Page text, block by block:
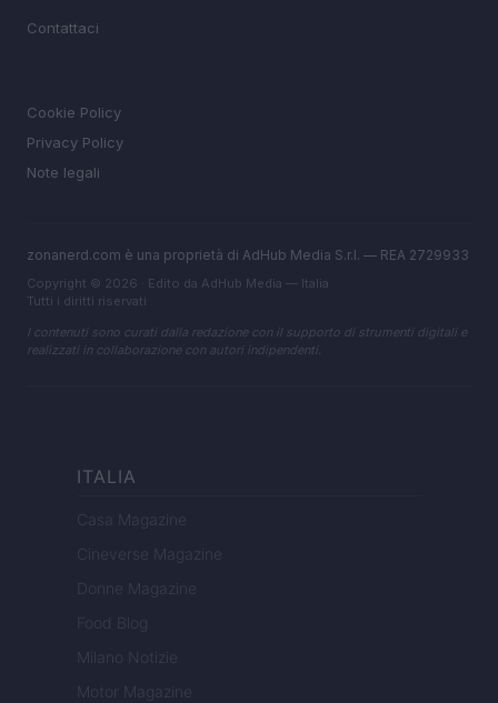
Contattaci
Cookie Policy
Privacy Policy
Note legali
zonanerd.com è una proprietà di AdHub Media S.r.l. — REA 2729933
Copyright © 2026 · Edito da AdHub Media — Italia
Tutti i diritti riservati
I contenuti sono curati dalla redazione con il supporto di strumenti digitali e
realizzati in collaborazione con autori indipendenti.
ITALIA
Casa Magazine
Cineverse Magazine
Donne Magazine
Food Blog
Milano Notizie
Motor Magazine